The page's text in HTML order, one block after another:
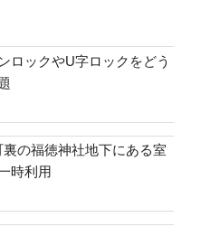
ロックやU字ロックをどう
の福徳神社地下にある室
時利用